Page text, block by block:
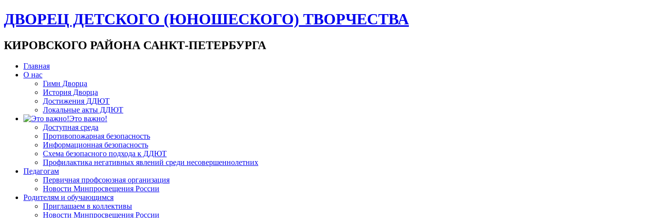
ДВОРЕЦ ДЕТСКОГО (ЮНОШЕСКОГО) ТВОРЧЕСТВА
КИРОВСКОГО РАЙОНА САНКТ-ПЕТЕРБУРГА
Главная
О нас
Гимн Дворца
История Дворца
Достижения ДДЮТ
Локальные акты ДДЮТ
Это важно!
Доступная среда
Противопожарная безопасность
Информационная безопасность
Схема безопасного подхода к ДДЮТ
Профилактика негативных явлений среди несовершеннолетних
Педагогам
Первичная профсоюзная организация
Новости Минпросвещения России
Родителям и обучающимся
Приглашаем в коллективы
Новости Минпросвещения России